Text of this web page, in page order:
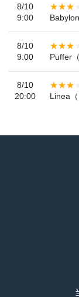
8/10
9:00
8/10
9:00
Puffer
8/10
20:00
Linea